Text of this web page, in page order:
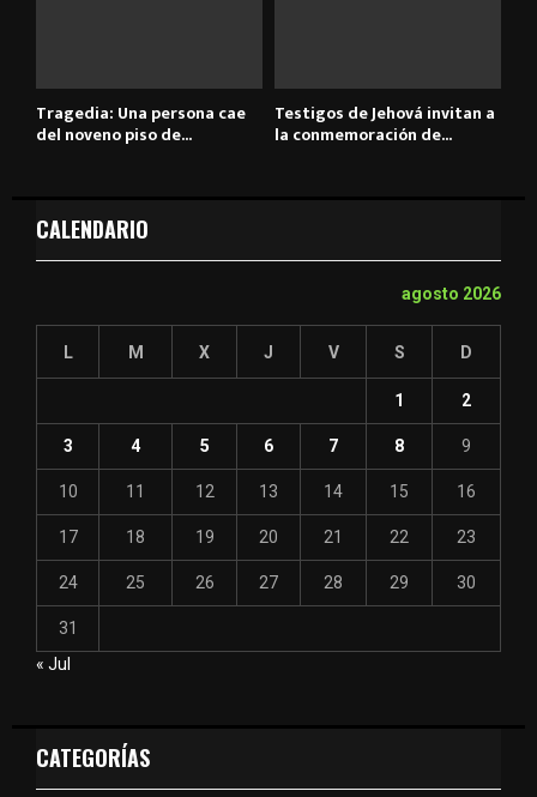
Tragedia: Una persona cae
del noveno piso de...
Testigos de Jehová invitan a
la conmemoración de...
CALENDARIO
agosto 2026
L M X J V S D
1 2
3 4 5 6 7 8 9
10 11 12 13 14 15 16
17 18 19 20 21 22 23
24 25 26 27 28 29 30
31
« Jul
CATEGORÍAS